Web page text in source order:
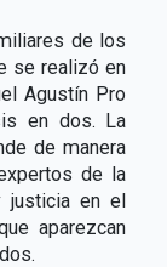
de los
se realizó en
Agustín Pro
en dos. La
de manera
de la
justicia en el
aparezcan